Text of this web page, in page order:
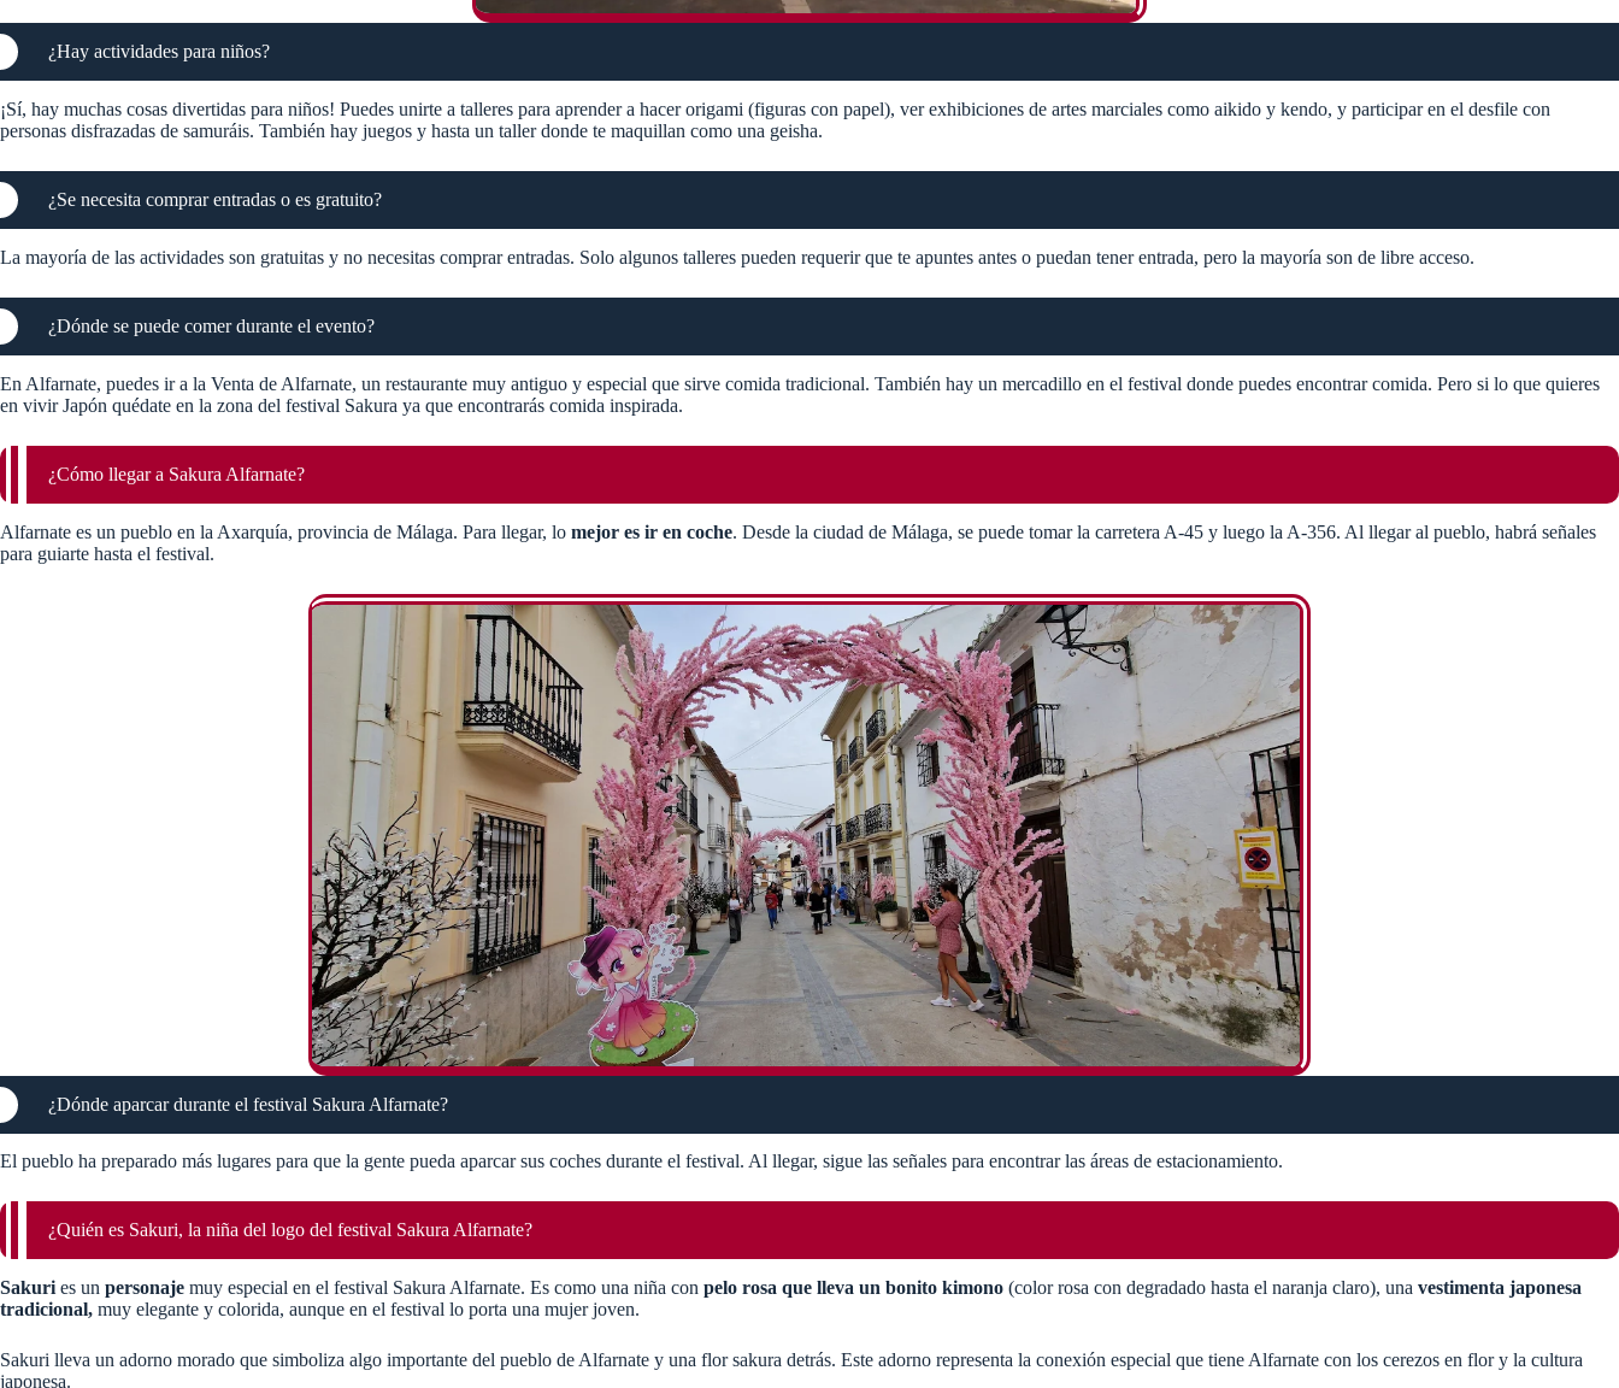
¿Hay actividades para niños?
¡Sí, hay muchas cosas divertidas para niños! Puedes unirte a talleres para aprender a hacer origami (figuras con papel), ver exhibiciones de artes marciales como aikido y kendo, y participar en el desfile con
personas disfrazadas de samuráis. También hay juegos y hasta un taller donde te maquillan como una geisha​.
¿Se necesita comprar entradas o es gratuito?
La mayoría de las actividades son gratuitas y no necesitas comprar entradas. Solo algunos talleres pueden requerir que te apuntes antes o puedan tener entrada, pero la mayoría son de libre acceso​.
¿Dónde se puede comer durante el evento?
En Alfarnate, puedes ir a la Venta de Alfarnate, un restaurante muy antiguo y especial que sirve comida tradicional. También hay un mercadillo en el festival donde puedes encontrar comida​. Pero si lo que quieres
en vivir Japón quédate en la zona del festival Sakura ya que encontrarás comida inspirada.
¿Cómo llegar a Sakura Alfarnate?
Alfarnate es un pueblo en la Axarquía, provincia de Málaga. Para llegar, lo mejor es ir en coche. Desde la ciudad de Málaga, se puede tomar la carretera A-45 y luego la A-356. Al llegar al pueblo, habrá señales
para guiarte hasta el festival​.
¿Dónde aparcar durante el festival Sakura Alfarnate?
El pueblo ha preparado más lugares para que la gente pueda aparcar sus coches durante el festival. Al llegar, sigue las señales para encontrar las áreas de estacionamiento​.
¿Quién es Sakuri, la niña del logo del festival Sakura Alfarnate?
Sakuri es un personaje muy especial en el festival Sakura Alfarnate. Es como una niña con pelo rosa que lleva un bonito kimono (color rosa con degradado hasta el naranja claro), una vestimenta japonesa
tradicional, muy elegante y colorida, aunque en el festival lo porta una mujer joven.
Sakuri lleva un adorno morado que simboliza algo importante del pueblo de Alfarnate y una flor sakura detrás. Este adorno representa la conexión especial que tiene Alfarnate con los cerezos en flor y la cultura
japonesa.